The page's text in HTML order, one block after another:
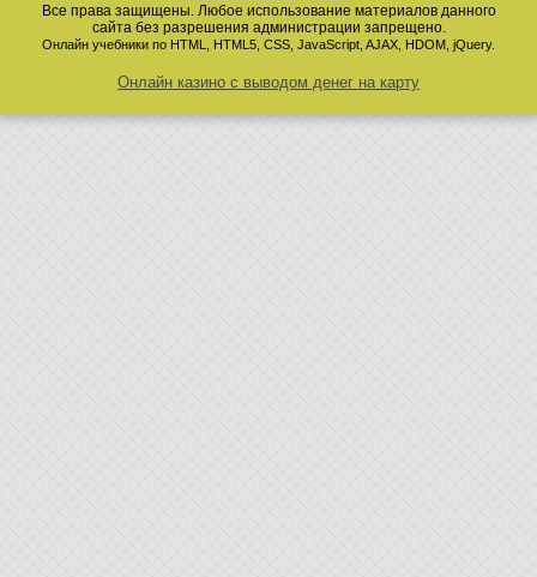
Все права защищены. Любое использование материалов данного
сайта без разрешения администрации запрещено.
Онлайн учебники по HTML, HTML5, CSS, JavaScript, AJAX, HDOM, jQuery.
Онлайн казино с выводом денег на карту